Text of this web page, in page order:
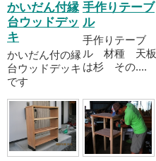
かいだん付縁
台ウッドデッ
キ
かいだん付の縁
台ウッドデッキ
です
手作りテーブ
ル
手作りテーブ
ル 材種 天板
は杉 その....